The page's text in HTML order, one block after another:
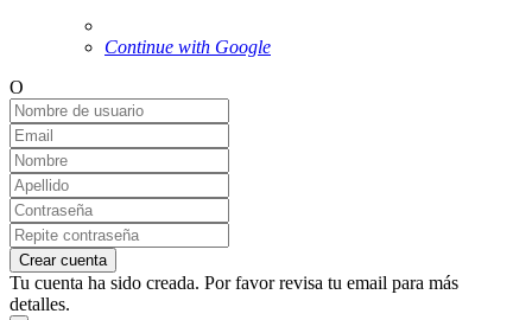
Continue with Google
O
Crear cuenta
Tu cuenta ha sido creada. Por favor revisa tu email para más
detalles.